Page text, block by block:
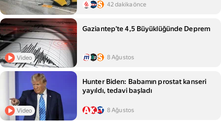
42 dakika önce
Video
Gaziantep'te 4,5 Büyüklüğünde Deprem
8 Ağustos
Video
Hunter Biden: Babamın prostat kanseri
yayıldı, tedavi başladı
8 Ağustos